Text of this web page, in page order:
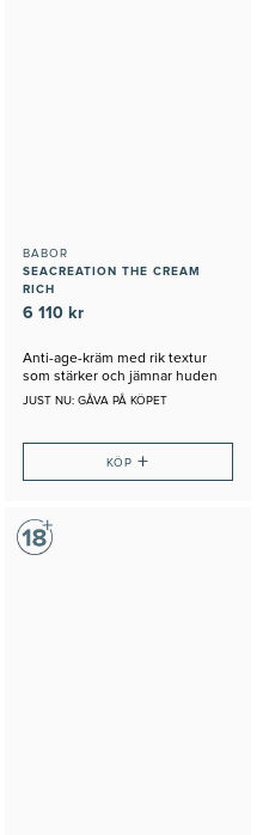
BABOR
SEACREATION THE CREAM
RICH
6 110 kr
Anti-age-kräm med rik textur
som stärker och jämnar huden
JUST NU: GÅVA PÅ KÖPET
KÖP +